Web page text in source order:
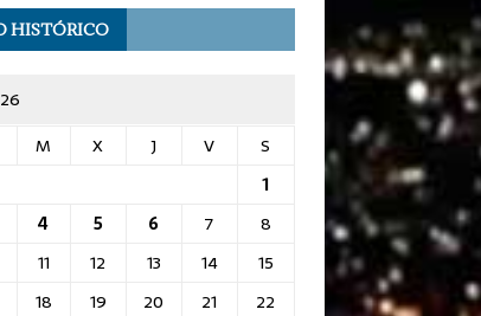
HISTÓRICO
M X J V
S
1
4 5 6 7
8
11 12 13 14
15
18 19 20 21
22